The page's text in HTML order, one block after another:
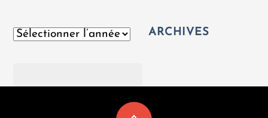
Archives ARCHIVES